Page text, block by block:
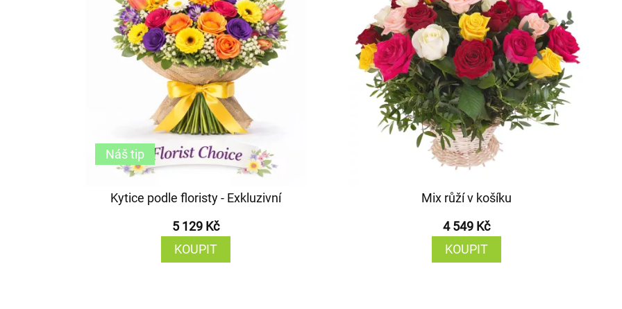
Kytice podle floristy - Exkluzivní
5 129 Kč
KOUPIT
Náš tip
Mix růží v košíku
4 549 Kč
KOUPIT